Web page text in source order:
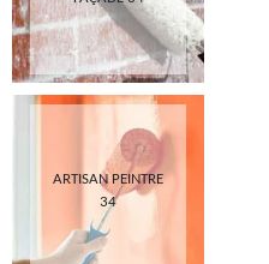
ARTISAN PEINTRE
34